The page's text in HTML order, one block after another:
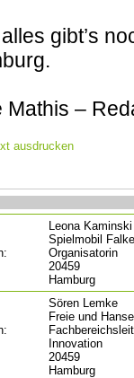
gibt’s
Mathis –
ausdrucken
Leona Kaminski
Spielmobil
Organisatorin
20459
Hamburg
Sören Lemke
Freie und
Innovation
20459
Hamburg